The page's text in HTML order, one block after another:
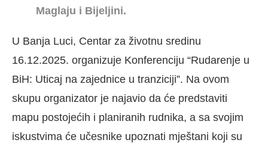
Maglaju i Bijeljini.
U Banja Luci, Centar za životnu sredinu
16.12.2025. organizuje Konferenciju “Rudarenje u
BiH: Uticaj na zajednice u tranziciji”. Na ovom
skupu organizator je najavio da će predstaviti
mapu postojećih i planiranih rudnika, a sa svojim
iskustvima će učesnike upoznati mještani koji su